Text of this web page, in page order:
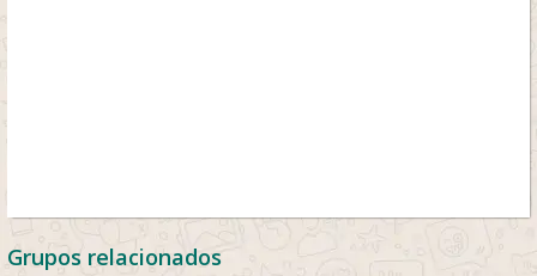
Grupos relacionados